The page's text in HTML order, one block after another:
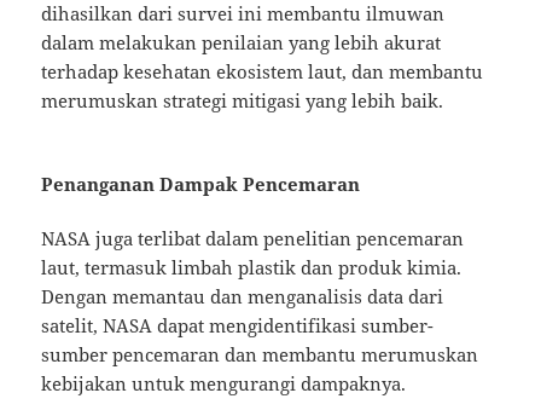
dihasilkan dari survei ini membantu ilmuwan
dalam melakukan penilaian yang lebih akurat
terhadap kesehatan ekosistem laut, dan membantu
merumuskan strategi mitigasi yang lebih baik.
Penanganan Dampak Pencemaran
NASA juga terlibat dalam penelitian pencemaran
laut, termasuk limbah plastik dan produk kimia.
Dengan memantau dan menganalisis data dari
satelit, NASA dapat mengidentifikasi sumber-
sumber pencemaran dan membantu merumuskan
kebijakan untuk mengurangi dampaknya.